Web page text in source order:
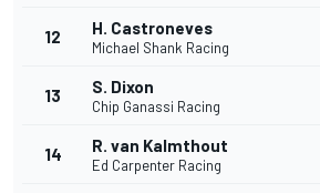
12 H. Castroneves
Michael Shank Racing
13 S. Dixon
Chip Ganassi Racing
14 R. van Kalmthout
Ed Carpenter Racing